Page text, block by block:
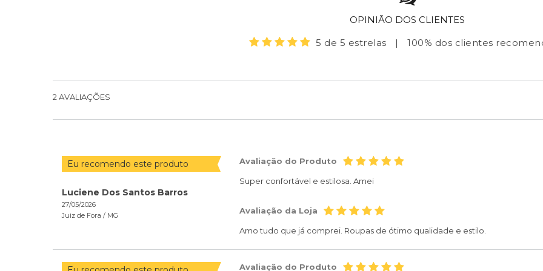
OPINIÃO DOS CLIENTES
5 de 5 estrelas
| 100% dos clientes
2 AVALIAÇÕES
Eu recomendo este produto
Luciene Dos Santos Barros
27/05/2026
Juiz de Fora / MG
Avaliação do Produto
Super confortável e estilosa. Amei
Avaliação da Loja
Amo tudo que já comprei. Roupas de ótimo qualidade e estilo.
Avaliação do Produto